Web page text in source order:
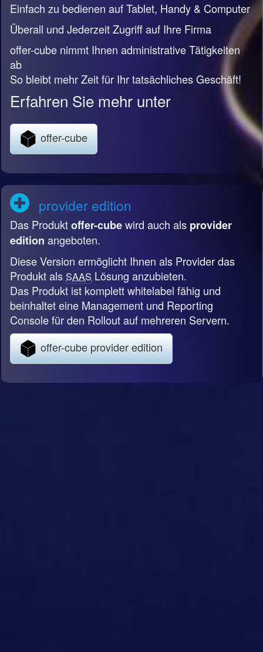
Einfach zu bedienen auf Tablet, Handy & Computer
Überall und Jederzeit Zugriff auf Ihre Firma
offer-cube nimmt Ihnen administrative Tätigkeiten
ab
So bleibt mehr Zeit für Ihr tatsächliches Geschäft!
Erfahren Sie mehr unter
offer-cube
provider edition
Das Produktoffer-cubewird auch als provider
edition angeboten.
Diese Version ermöglicht Ihnen als Provider das
Produkt als SAAS Lösung anzubieten.
Das Produkt ist komplett whitelabel fähig und
beinhaltet eine Management und Reporting
Console für den Rollout auf mehreren Servern.
offer-cube provider edition